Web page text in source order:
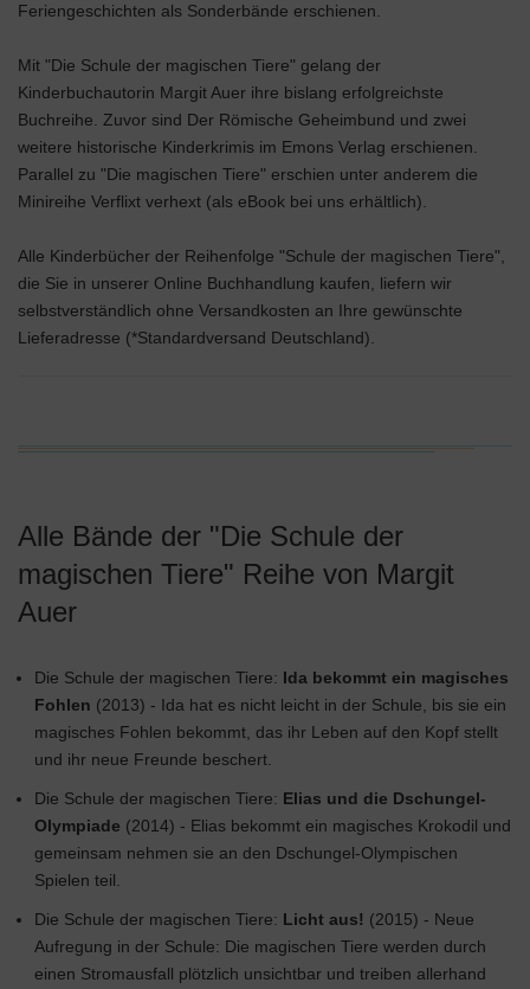
Feriengeschichten als Sonderbände erschienen.
Mit "Die Schule der magischen Tiere" gelang der
Kinderbuchautorin Margit Auer ihre bislang erfolgreichste
Buchreihe. Zuvor sind Der Römische Geheimbund und zwei
weitere historische Kinderkrimis im Emons Verlag erschienen.
Parallel zu "Die magischen Tiere" erschien unter anderem die
Minireihe Verflixt verhext (als eBook bei uns erhältlich).
Alle Kinderbücher der Reihenfolge "Schule der magischen Tiere",
die Sie in unserer Online Buchhandlung kaufen, liefern wir
selbstverständlich ohne Versandkosten an Ihre gewünschte
Lieferadresse (*Standardversand Deutschland).
Alle Bände der "Die Schule der
magischen Tiere" Reihe von Margit
Auer
Die Schule der magischen Tiere: Ida bekommt ein magisches
Fohlen (2013) - Ida hat es nicht leicht in der Schule, bis sie ein
magisches Fohlen bekommt, das ihr Leben auf den Kopf stellt
und ihr neue Freunde beschert.
Die Schule der magischen Tiere: Elias und die Dschungel-
Olympiade (2014) - Elias bekommt ein magisches Krokodil und
gemeinsam nehmen sie an den Dschungel-Olympischen
Spielen teil.
Die Schule der magischen Tiere: Licht aus! (2015) - Neue
Aufregung in der Schule: Die magischen Tiere werden durch
einen Stromausfall plötzlich unsichtbar und treiben allerhand